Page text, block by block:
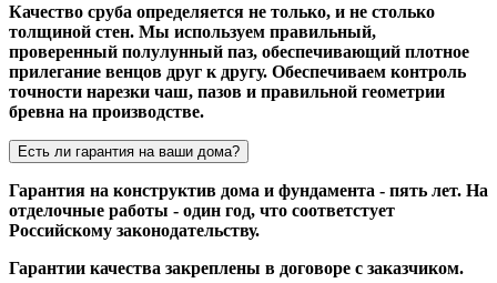
Качество сруба определяется не только, и не столько
толщиной стен. Мы используем правильный,
проверенный полулунный паз, обеспечивающий плотное
прилегание венцов друг к другу. Обеспечиваем контроль
точности нарезки чаш, пазов и правильной геометрии
бревна на производстве.
Есть ли гарантия на ваши дома?
Гарантия на конструктив дома и фундамента - пять лет. На
отделочные работы - один год, что соответстует
Российскому законодательству.
Гарантии качества закреплены в договоре с заказчиком.